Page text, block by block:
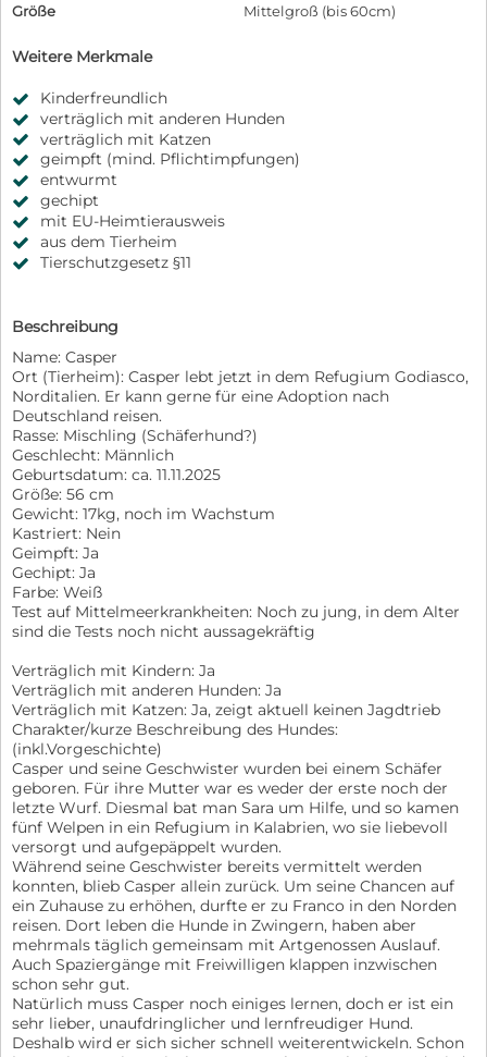
Größe
Mittelgroß (bis 60cm)
Weitere Merkmale
Kinderfreundlich
verträglich mit anderen Hunden
verträglich mit Katzen
geimpft (mind. Pflichtimpfungen)
entwurmt
gechipt
mit EU-Heimtierausweis
aus dem Tierheim
Tierschutzgesetz §11
Beschreibung
Name: Casper
Ort (Tierheim): Casper lebt jetzt in dem Refugium Godiasco,
Norditalien. Er kann gerne für eine Adoption nach
Deutschland reisen.
Rasse: Mischling (Schäferhund?)
Geschlecht: Männlich
Geburtsdatum: ca. 11.11.2025
Größe: 56 cm
Gewicht: 17kg, noch im Wachstum
Kastriert: Nein
Geimpft: Ja
Gechipt: Ja
Farbe: Weiß
Test auf Mittelmeerkrankheiten: Noch zu jung, in dem Alter
sind die Tests noch nicht aussagekräftig
Verträglich mit Kindern: Ja
Verträglich mit anderen Hunden: Ja
Verträglich mit Katzen: Ja, zeigt aktuell keinen Jagdtrieb
Charakter/kurze Beschreibung des Hundes:
(inkl.Vorgeschichte)
Casper und seine Geschwister wurden bei einem Schäfer
geboren. Für ihre Mutter war es weder der erste noch der
letzte Wurf. Diesmal bat man Sara um Hilfe, und so kamen
fünf Welpen in ein Refugium in Kalabrien, wo sie liebevoll
versorgt und aufgepäppelt wurden.
Während seine Geschwister bereits vermittelt werden
konnten, blieb Casper allein zurück. Um seine Chancen auf
ein Zuhause zu erhöhen, durfte er zu Franco in den Norden
reisen. Dort leben die Hunde in Zwingern, haben aber
mehrmals täglich gemeinsam mit Artgenossen Auslauf.
Auch Spaziergänge mit Freiwilligen klappen inzwischen
schon sehr gut.
Natürlich muss Casper noch einiges lernen, doch er ist ein
sehr lieber, unaufdringlicher und lernfreudiger Hund.
Deshalb wird er sich sicher schnell weiterentwickeln. Schon